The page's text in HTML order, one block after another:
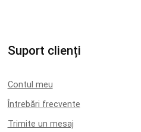
Suport clienți
Contul meu
Întrebări frecvente
Trimite un mesaj